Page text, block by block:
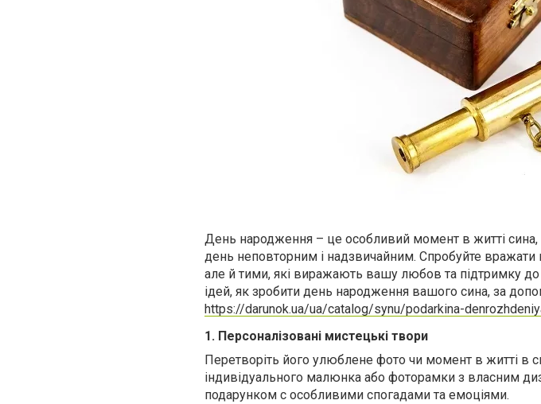
День народження – це особливий момент в житті сина,
день неповторним і надзвичайним. Спробуйте
але й тими, які виражають вашу любов та підтримку до
ідей, як зробити день народження вашого сина, за
https://darunok.ua/ua/catalog/synu/podarkina-
1. Персоналізовані мистецькі твори
Перетворіть його улюблене фото чи момент в житті в
індивідуального малюнка або фоторамки з власним
подарунком с особливими спогадами та емоціями.